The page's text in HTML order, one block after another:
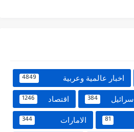
اخبار عالمية وعربية 4849
اسرائيل 384 اقتصاد 1246
81 الامارات 344